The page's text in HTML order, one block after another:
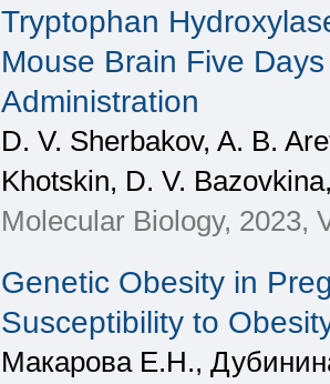
Tryptophan
Mouse Brain Five
Administration
D. V. Sherbakov, A. B.
Khotskin, D. V.
Molecular Biology, 2023,
Genetic Obesity in
Susceptibility to
Макарова Е.Н.,